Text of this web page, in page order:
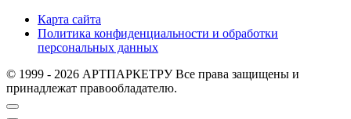
Карта сайта
Политика конфиденциальности и обработки
персональных данных
© 1999 - 2026 АРТПАРКЕТРУ Все права защищены и
принадлежат правообладателю.